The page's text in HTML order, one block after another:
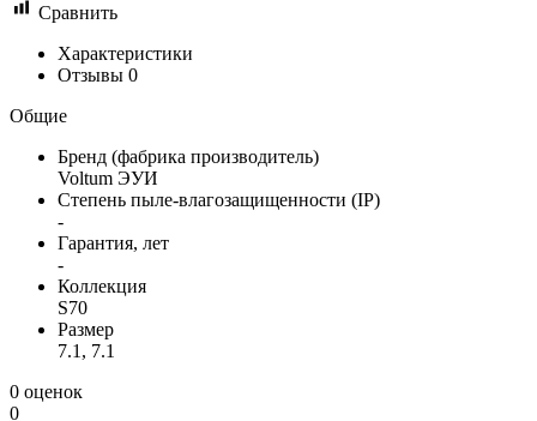
Сравнить
Характеристики
Отзывы 0
Общие
Бренд (фабрика производитель)
Voltum ЭУИ
Степень пыле-влагозащищенности (IP)
-
Гарантия, лет
-
Коллекция
S70
Размер
7.1, 7.1
0 оценок
0